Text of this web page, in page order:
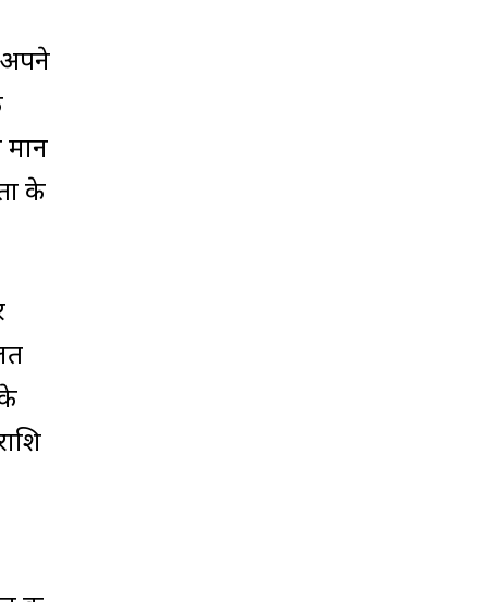
अपने
मान
के